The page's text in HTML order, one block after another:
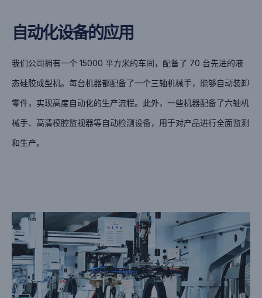
自动化设备的应用
我们公司拥有一个 15000 平方米的车间，配备了 70 台先进的液
态硅胶成型机。每台机器都配备了一个三轴机械手，能够自动装卸
零件，实现高度自动化的生产流程。 此外，一些机器配备了六轴机
械手、高清模腔监视器等自动检测设备，用于对产品进行全面监测
和生产。